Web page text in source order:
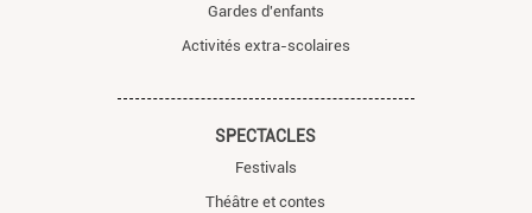
Gardes d'enfants
Activités extra-scolaires
SPECTACLES
Festivals
Théâtre et contes